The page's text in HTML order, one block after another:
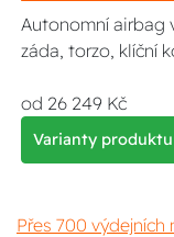
Autonomní airbag
záda, torzo, klíční
od 26 249 Kč
Varianty produktu
Přes 700 výdejních